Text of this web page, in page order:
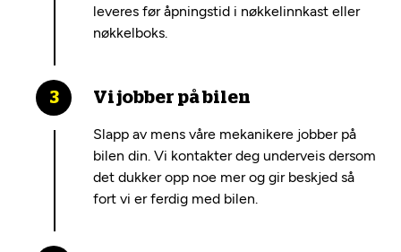
leveres før åpningstid i nøkkelinnkast eller
nøkkelboks.
Vi jobber på bilen
Slapp av mens våre mekanikere jobber på
bilen din. Vi kontakter deg underveis dersom
det dukker opp noe mer og gir beskjed så
fort vi er ferdig med bilen.